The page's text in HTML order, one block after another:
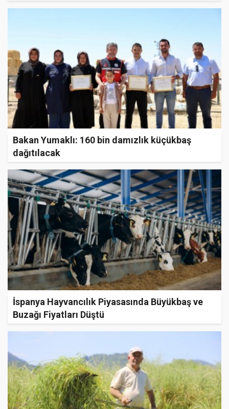
Bakan Yumaklı: 160 bin damızlık küçükbaş
dağıtılacak
İspanya Hayvancılık Piyasasında Büyükbaş ve
Buzağı Fiyatları Düştü